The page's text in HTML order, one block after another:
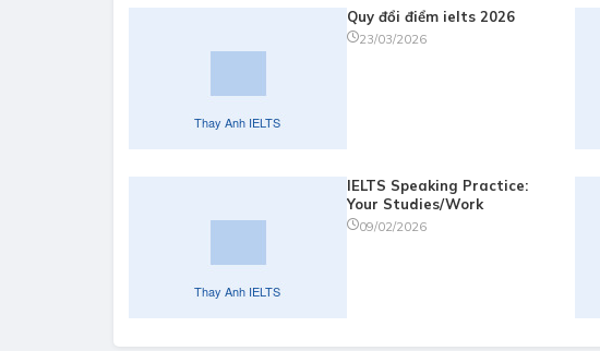
Quy đổi điểm ielts 2026
23/03/2026
IELTS Speaking Practice:
Your Studies/Work
09/02/2026